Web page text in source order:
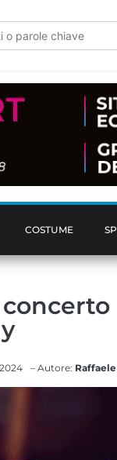
COSTUME
– Autore: